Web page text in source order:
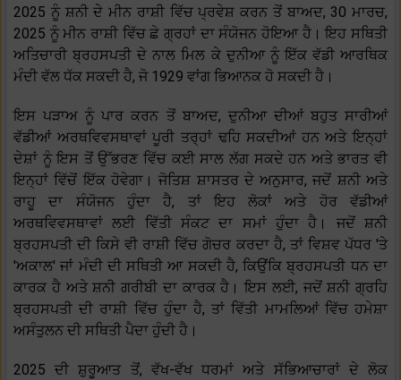
2025 ਨੂੰ ਸ਼ਨੀ ਦੇ ਮੀਨ ਰਾਸ਼ੀ ਵਿੱਚ ਪ੍ਰਵੇਸ਼ ਕਰਨ ਤੋਂ ਬਾਅਦ, 30 ਮਾਰਚ,
2025 ਨੂੰ ਮੀਨ ਰਾਸ਼ੀ ਵਿੱਚ ਛੇ ਗ੍ਰਹਾਂ ਦਾ ਸੰਯੋਜਨ ਹੋਇਆ ਹੈ। ਇਹ ਸਥਿਤੀ
ਅਤਿਚਾਰੀ ਬ੍ਰਹਸਪਤੀ ਦੇ ਨਾਲ ਮਿਲ ਕੇ ਦੁਨੀਆ ਨੂੰ ਇੱਕ ਵੱਡੀ ਆਰਥਿਕ
ਮੰਦੀ ਵੱਲ ਧੱਕ ਸਕਦੀ ਹੈ, ਜੋ 1929 ਵਾਂਗ ਭਿਆਨਕ ਹੋ ਸਕਦੀ ਹੈ।
ਇਸ ਪੜਾਅ ਨੂੰ ਪਾਰ ਕਰਨ ਤੋਂ ਬਾਅਦ, ਦੁਨੀਆ ਦੀਆਂ ਬਹੁਤ ਸਾਰੀਆਂ
ਵੱਡੀਆਂ ਅਰਥਵਿਵਸਥਾਵਾਂ ਪੂਰੀ ਤਰ੍ਹਾਂ ਢਹਿ ਸਕਦੀਆਂ ਹਨ ਅਤੇ ਇਨ੍ਹਾਂ
ਦੇਸ਼ਾਂ ਨੂੰ ਇਸ ਤੋਂ ਉੱਭਰਣ ਵਿੱਚ ਕਈ ਸਾਲ ਲੱਗ ਸਕਦੇ ਹਨ ਅਤੇ ਭਾਰਤ ਵੀ
ਇਨ੍ਹਾਂ ਵਿੱਚੋਂ ਇੱਕ ਹੋਵੇਗਾ। ਜੋਤਿਸ਼ ਸ਼ਾਸਤਰ ਦੇ ਅਨੁਸਾਰ, ਜਦੋਂ ਸ਼ਨੀ ਅਤੇ
ਰਾਹੂ ਦਾ ਸੰਯੋਜਨ ਹੁੰਦਾ ਹੈ, ਤਾਂ ਇਹ ਲੋਕਾਂ ਅਤੇ ਹੋਰ ਵੱਡੀਆਂ
ਅਰਥਵਿਵਸਥਾਵਾਂ ਲਈ ਵਿੱਤੀ ਸੰਕਟ ਦਾ ਸਮਾਂ ਹੁੰਦਾ ਹੈ। ਜਦੋਂ ਸ਼ਨੀ
ਬ੍ਰਹਸਪਤੀ ਦੀ ਕਿਸੇ ਵੀ ਰਾਸ਼ੀ ਵਿੱਚ ਗੋਚਰ ਕਰਦਾ ਹੈ, ਤਾਂ ਵਿਸ਼ਵ ਪੱਧਰ 'ਤੇ
'ਅਕਾਲ' ਜਾਂ ਮੰਦੀ ਦੀ ਸਥਿਤੀ ਆ ਸਕਦੀ ਹੈ, ਕਿਉਂਕਿ ਬ੍ਰਹਸਪਤੀ ਧਨ ਦਾ
ਕਾਰਕ ਹੈ ਅਤੇ ਸ਼ਨੀ ਗਰੀਬੀ ਦਾ ਕਾਰਕ ਹੈ। ਇਸ ਲਈ, ਜਦੋਂ ਸ਼ਨੀ ਗ੍ਰਹਿ
ਬ੍ਰਹਸਪਤੀ ਦੀ ਰਾਸ਼ੀ ਵਿੱਚ ਹੁੰਦਾ ਹੈ, ਤਾਂ ਵਿੱਤੀ ਮਾਮਲਿਆਂ ਵਿੱਚ ਹਮੇਸ਼ਾ
ਅਸੰਤੁਲਨ ਦੀ ਸਥਿਤੀ ਪੈਦਾ ਹੁੰਦੀ ਹੈ।
2025 ਦੀ ਸ਼ੁਰੂਆਤ ਤੋਂ, ਵੱਖ-ਵੱਖ ਧਰਮਾਂ ਅਤੇ ਸੱਭਿਆਚਾਰਾਂ ਦੇ ਲੋਕ